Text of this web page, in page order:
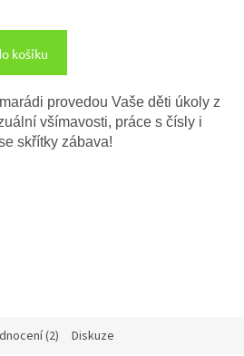
košíku
provedou Vaše děti úkoly z
všímavosti, práce s čísly i
skřítky zábava!
(2) Diskuze